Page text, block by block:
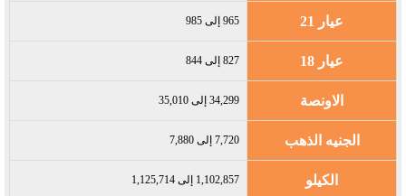
عيار 21 965 إلى 985
عيار 18 827 إلى 844
الاونصة 34,299 إلى 35,010
الجنيه الذهب 7,720 إلى 7,880
الكيلو 1,102,857 إلى 1,125,714